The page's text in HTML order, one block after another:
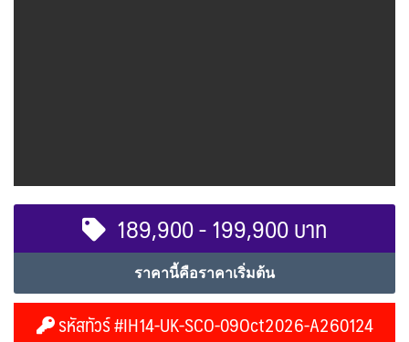
189,900 - 199,900 บาท
ราคานี้คือราคาเริ่มต้น
รหัสทัวร์ #IH14-UK-SCO-09Oct2026-A260124